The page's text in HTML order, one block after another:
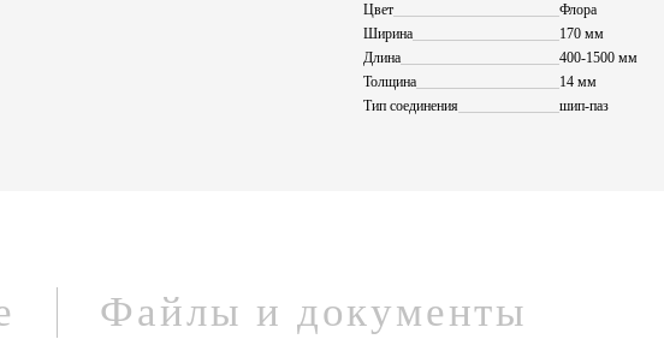
Цвет
Флора
Ширина
170 мм
Длина
400-1500 мм
Толщина
14 мм
Тип соединения
шип-паз
Файлы и документы